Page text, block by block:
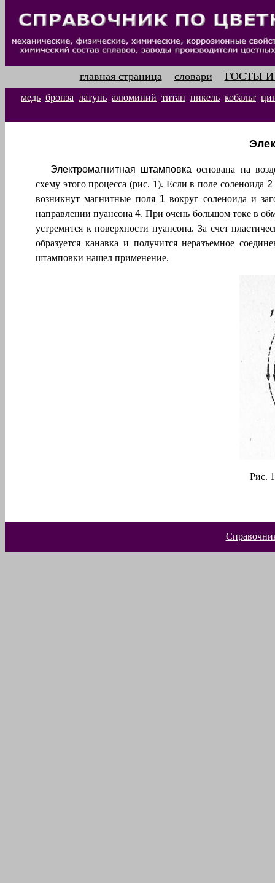
главная страница словари ГОСТЫ
медь бронза латунь алюминий титан никель кобальт
Электромагнитная штамповка основана на
схему этого процесса (рис. 1). Если в поле соленоида 2
возникнут магнитные поля 1 вокруг соленоида и
направлении пуансона4. При очень большом токе в
устремится к поверхности пуансона. За счет
образуется канавка и получится неразъемное
штамповки нашел применение.
Рис.